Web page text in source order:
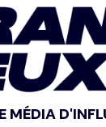
MÉDIA